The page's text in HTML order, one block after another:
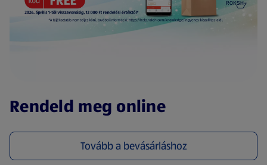
Rendeld meg online
Tovább a bevásárláshoz
(új oldalon nyílik meg)